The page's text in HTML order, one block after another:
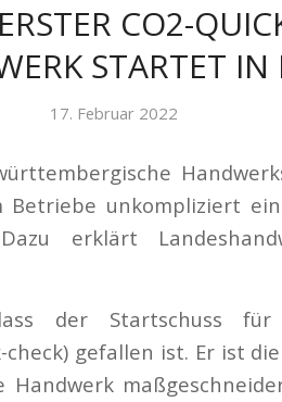
CO2-
STARTET IN
17. Februar 2022
Betriebe unkompliziert
erklärt
der Startschuss für
check) gefallen ist. Er ist